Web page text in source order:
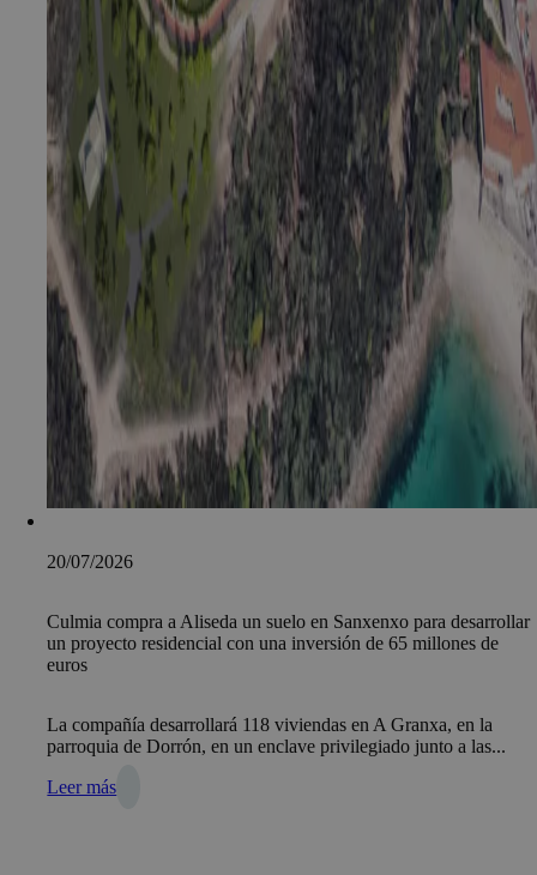
20/07/2026
Culmia compra a Aliseda un suelo en Sanxenxo para desarrollar
un proyecto residencial con una inversión de 65 millones de
euros
La compañía desarrollará 118 viviendas en A Granxa, en la
parroquia de Dorrón, en un enclave privilegiado junto a las...
Leer más